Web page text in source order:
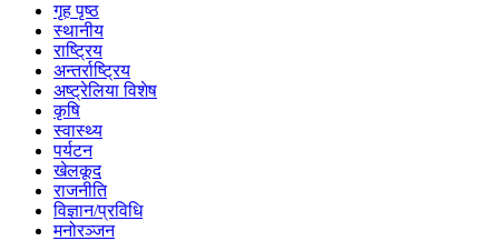
गृह पृष्ठ
स्थानीय
राष्ट्रिय
अन्तर्राष्ट्रिय
अष्ट्रेलिया विशेष
कृषि
स्वास्थ्य
पर्यटन
खेलकूद
राजनीति
विज्ञान/प्रविधि
मनोरञ्जन